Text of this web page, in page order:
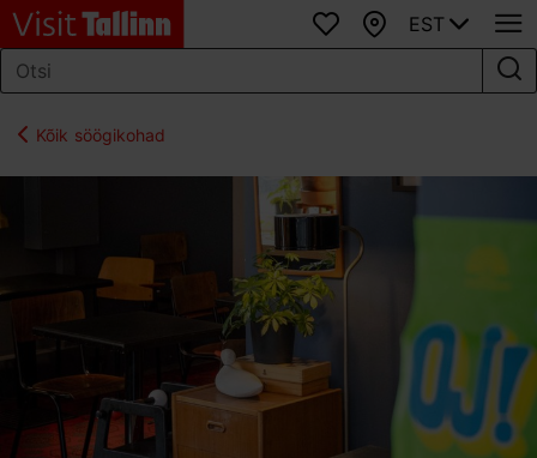
Lemmikud
Kaart
EST
Kõik söögikohad